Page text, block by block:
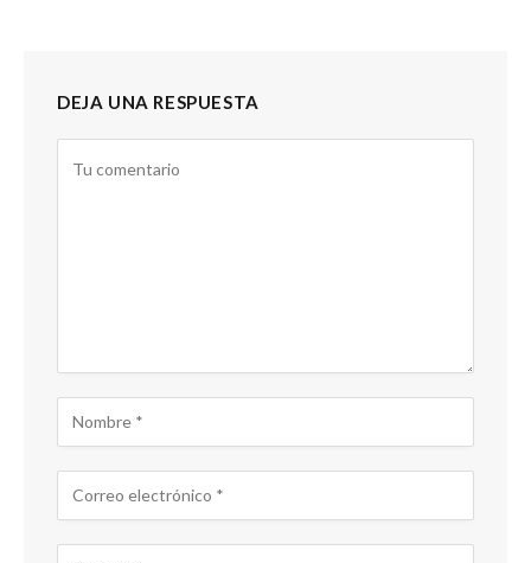
DEJA UNA RESPUESTA